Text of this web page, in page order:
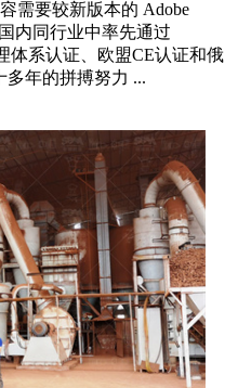
需要较新版本的 Adobe
内同行业中率先通过
体系认证、欧盟CE认证和俄
多年的拼搏努力 ...